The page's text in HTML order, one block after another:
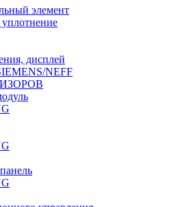
элемент
дисплей
NEFF